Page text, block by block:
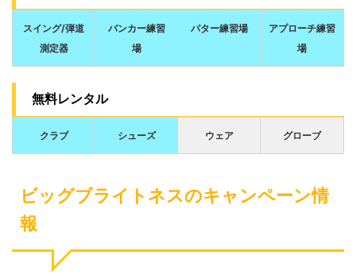
スイング/弾道
測定器
バンカー練習
場
パター練習場
アプローチ練習
場
無料レンタル
クラブ シューズ ウェア グローブ
ビッグブライトネスのキャンペーン情
報